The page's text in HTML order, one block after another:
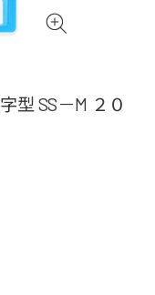
型 SS－M ２０